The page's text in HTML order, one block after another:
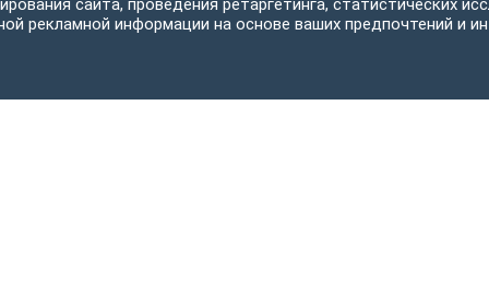
сайта, проведения ретаргетинга, статистических
рекламной информации на основе ваших предпочтений и